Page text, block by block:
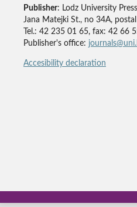
Publisher: Lodz University
Jana Matejki St., no 34A,
Tel.: 42 235 01 65, fax: 42 66
Publisher's office:
Accesibility declaration